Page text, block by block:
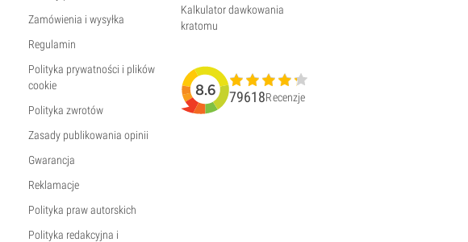
Zamówienia i wysyłka
Regulamin
Polityka prywatności i plików
cookie
Polityka zwrotów
Zasady publikowania opinii
Gwarancja
Reklamacje
Polityka praw autorskich
Polityka redakcyjna i
Kalkulator dawkowania
kratomu
8.6 79618Recenzje